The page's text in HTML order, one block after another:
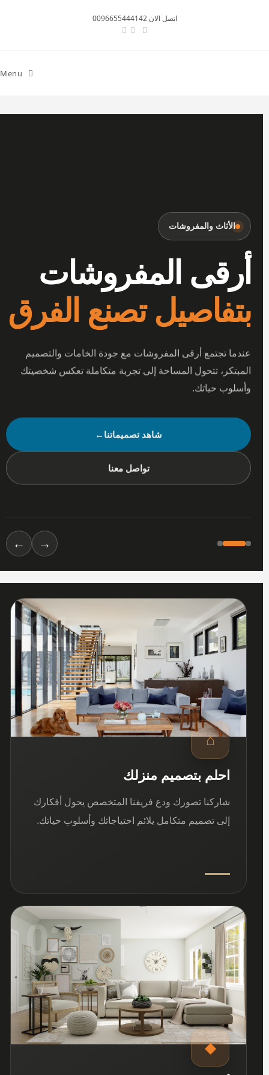
اتصل الان 0096655444142
Menu
الأثاث والمفروشات
أرقى المفروشات
بتفاصيل تصنع الفرق
عندما تجتمع أرقى المفروشات مع جودة الخامات والتصميم
المبتكر، تتحول المساحة إلى تجربة متكاملة تعكس شخصيتك
وأسلوب حياتك.
شاهد تصميماتنا←
تواصل معنا
→
←
01
⌂
احلم بتصميم منزلك
شاركنا تصورك ودع فريقنا المتخصص يحول أفكارك
إلى تصميم متكامل يلائم احتياجاتك وأسلوب حياتك.
02
◆